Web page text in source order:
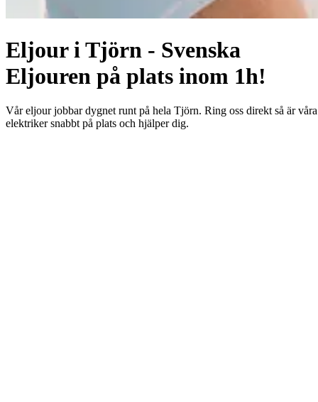
Eljour i Tjörn - Svenska
Eljouren på plats inom 1h!
Vår eljour jobbar dygnet runt på hela Tjörn. Ring oss direkt så är våra
elektriker snabbt på plats och hjälper dig.